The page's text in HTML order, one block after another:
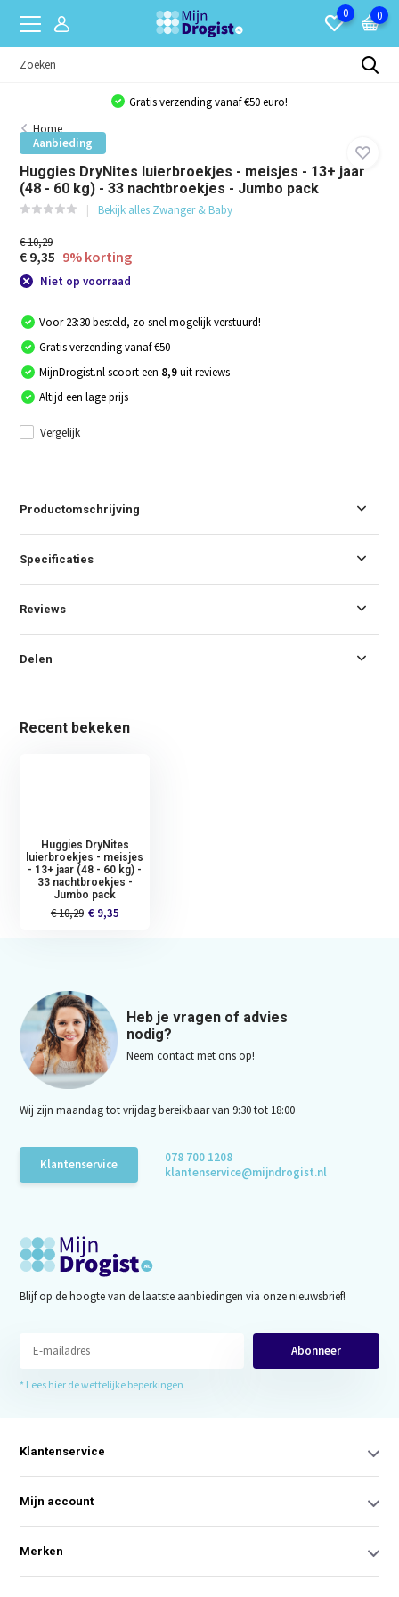
0 0
Gratis verzending vanaf €50 euro!
Home
Aanbieding
Huggies DryNites luierbroekjes - meisjes - 13+ jaar
(48 - 60 kg) - 33 nachtbroekjes - Jumbo pack
Bekijk alles Zwanger & Baby
€ 10,29
€ 9,35 9% korting
Niet op voorraad
Voor 23:30 besteld, zo snel mogelijk verstuurd!
Gratis verzending vanaf €50
MijnDrogist.nl scoort een 8,9uit reviews
Altijd een lage prijs
Vergelijk
Productomschrijving
Specificaties
Reviews
Delen
Recent bekeken
Huggies DryNites
luierbroekjes - meisjes
- 13+ jaar (48 - 60 kg) -
33 nachtbroekjes -
Jumbo pack
€ 10,29 € 9,35
Heb je vragen of advies
nodig?
Neem contact met ons op!
Wij zijn maandag tot vrijdag bereikbaar van 9:30 tot 18:00
Klantenservice
078 700 1208
klantenservice@mijndrogist.nl
Blijf op de hoogte van de laatste aanbiedingen via onze nieuwsbrief!
Abonneer
* Lees hier de wettelijke beperkingen
Klantenservice
Mijn account
Merken